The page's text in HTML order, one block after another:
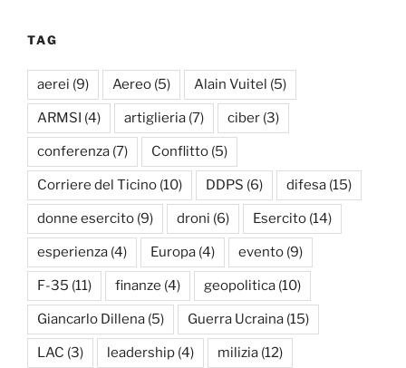
TAG
aerei (9) Aereo (5) Alain Vuitel (5)
ARMSI (4) artiglieria (7) ciber (3)
conferenza (7) Conflitto (5)
Corriere del Ticino (10) DDPS (6) difesa (15)
donne esercito (9) droni (6) Esercito (14)
esperienza (4) Europa (4) evento (9)
F-35 (11) finanze (4) geopolitica (10)
Giancarlo Dillena (5) Guerra Ucraina (15)
LAC (3) leadership (4) milizia (12)